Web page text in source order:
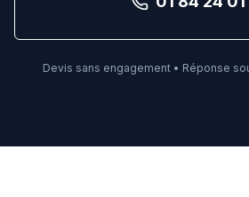
Devis sans engagement • Réponse